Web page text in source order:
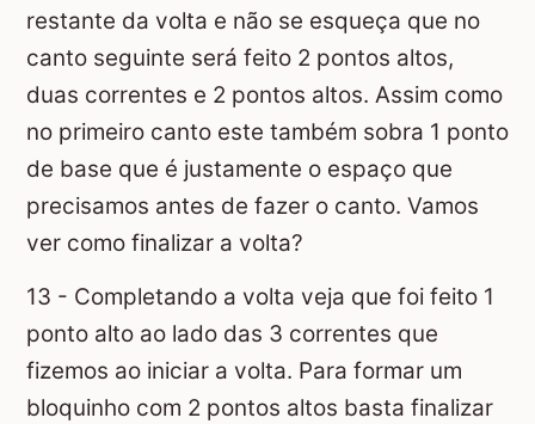
restante da volta e não se esqueça que no
canto seguinte será feito 2 pontos altos,
duas correntes e 2 pontos altos. Assim como
no primeiro canto este também sobra 1 ponto
de base que é justamente o espaço que
precisamos antes de fazer o canto. Vamos
ver como finalizar a volta?
13 - Completando a volta veja que foi feito 1
ponto alto ao lado das 3 correntes que
fizemos ao iniciar a volta. Para formar um
bloquinho com 2 pontos altos basta finalizar